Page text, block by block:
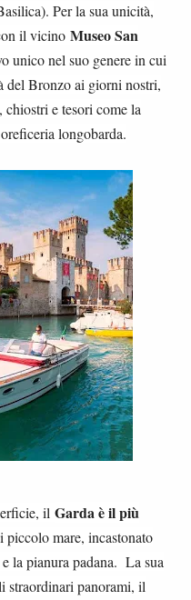
Per la sua unicità,
il vicino Museo San
unico nel suo genere in cui
del Bronzo ai giorni nostri,
chiostri e tesori come la
longobarda.
il Garda è il più
piccolo mare, incastonato
la pianura padana. La sua
straordinari panorami, il